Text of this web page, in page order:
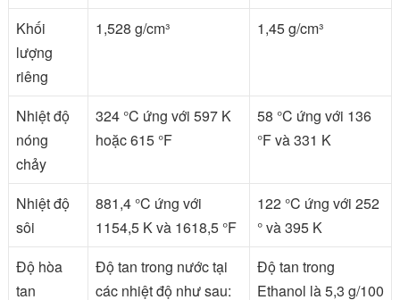
Khối
lượng
riêng
1,528 g/cm³ 1,45 g/cm³
Nhiệt độ
nóng
chảy
324 °C ứng với 597 K
hoặc 615 °F
58 °C ứng với 136
°F và 331 K
Nhiệt độ
sôi
881,4 °C ứng với
1154,5 K và 1618,5 °F
122 °C ứng với 252
° và 395 K
Độ hòa
tan
Độ tan trong nước tại
các nhiệt độ như sau:
Độ tan trong
Ethanol là 5,3 g/100